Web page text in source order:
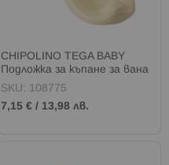
CHIPOLINO TEGA BABY
Подложка за къпане за вана
ПАТЕ ЖЪЛТО
SKU: 108775
7,15 € / 13,98 лв.